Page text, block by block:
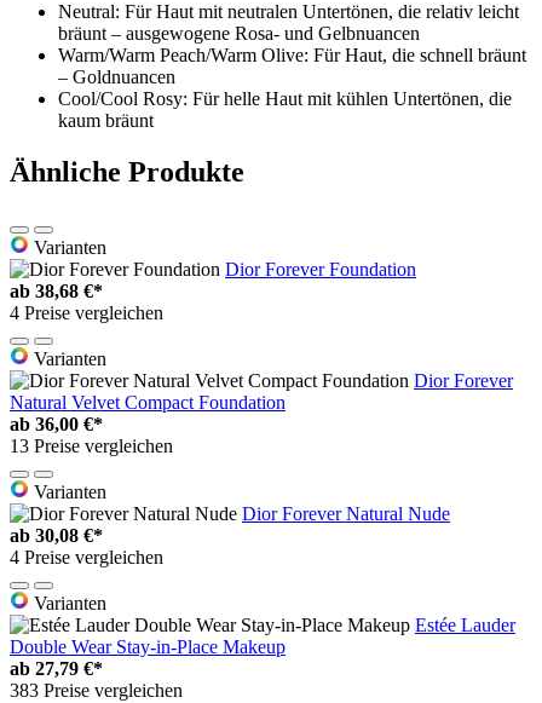
Neutral: Für Haut mit neutralen Untertönen, die relativ leicht
bräunt – ausgewogene Rosa- und Gelbnuancen
Warm/Warm Peach/Warm Olive: Für Haut, die schnell bräunt
– Goldnuancen
Cool/Cool Rosy: Für helle Haut mit kühlen Untertönen, die
kaum bräunt
Ähnliche Produkte
Varianten
Dior Forever Foundation
ab 38,68 €*
4 Preise vergleichen
Varianten
Dior Forever
Natural Velvet Compact Foundation
ab 36,00 €*
13 Preise vergleichen
Varianten
Dior Forever Natural Nude
ab 30,08 €*
4 Preise vergleichen
Varianten
Estée Lauder
Double Wear Stay-in-Place Makeup
ab 27,79 €*
383 Preise vergleichen